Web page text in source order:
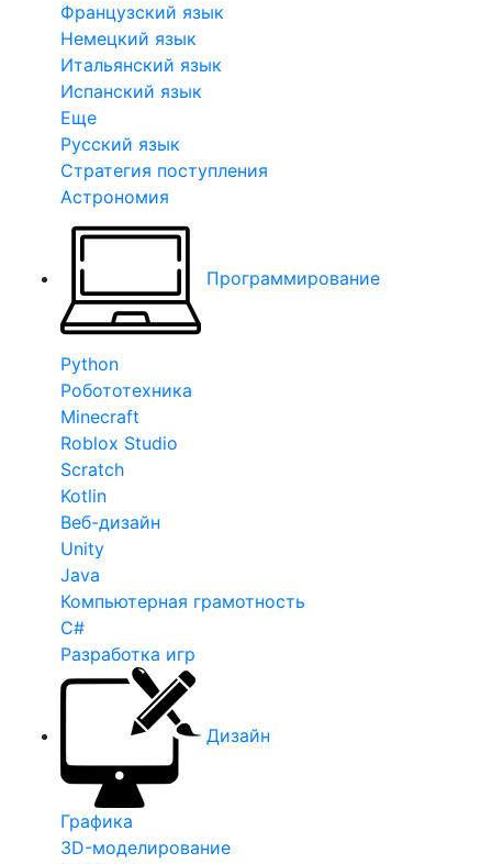
Французский язык
Немецкий язык
Итальянский язык
Испанский язык
Еще
Русский язык
Стратегия поступления
Астрономия
Программирование
Python
Робототехника
Minecraft
Roblox Studio
Scratch
Kotlin
Веб-дизайн
Unity
Java
Компьютерная грамотность
C#
Разработка игр
Дизайн
Графика
3D-моделирование